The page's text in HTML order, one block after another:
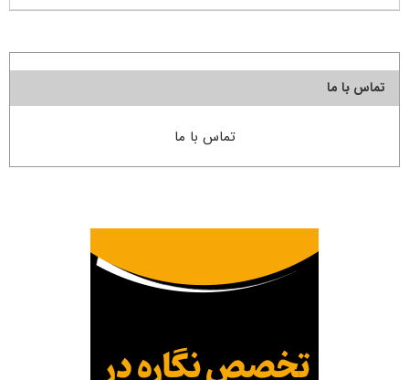
تماس با ما
تماس با ما